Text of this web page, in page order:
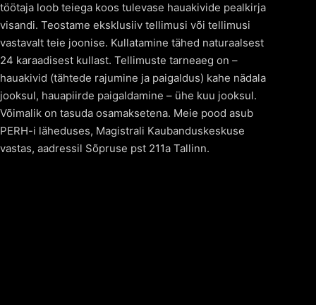
töötaja loob teiega koos tulevase hauakivide pealkirja
visandi. Teostame eksklusiiv tellimusi või tellimusi
vastavalt teie joonise. Kullatamine tähed naturaalsest
24 karaadisest kullast. Tellimuste tarneaeg on –
hauakivid (tähtede rajumine ja paigaldus) kahe nädala
jooksul, hauapiirde paigaldamine – ühe kuu jooksul.
Võimalik on tasuda osamaksetena. Meie pood asub
PERH-i läheduses, Magistrali Kaubanduskeskuse
vastas, aadressil Sõpruse pst 211a Tallinn.